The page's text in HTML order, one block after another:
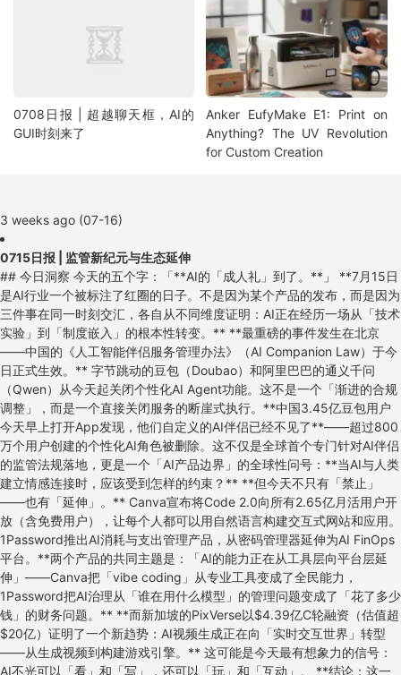
0708日报 | 超越聊天框，AI的
GUI时刻来了
Anker EufyMake E1: Print on
Anything? The UV Revolution
for Custom Creation
3 weeks ago (07-16)
0715日报 | 监管新纪元与生态延伸
## 今日洞察 今天的五个字：「**AI的「成人礼」到了。**」 **7月15日是AI行业一个被标注了红圈的日子。不是因为某个产品的发布，而是因为三件事在同一时刻交汇，各自从不同维度证明：AI正在经历一场从「技术实验」到「制度嵌入」的根本性转变。** **最重磅的事件发生在北京——中国的《人工智能伴侣服务管理办法》（AI Companion Law）于今日正式生效。** 字节跳动的豆包（Doubao）和阿里巴巴的通义千问（Qwen）从今天起关闭个性化AI Agent功能。这不是一个「渐进的合规调整」，而是一个直接关闭服务的断崖式执行。**中国3.45亿豆包用户今天早上打开App发现，他们自定义的AI伴侣已经不见了**——超过800万个用户创建的个性化AI角色被删除。这不仅是全球首个专门针对AI伴侣的监管法规落地，更是一个「AI产品边界」的全球性问号：**当AI与人类建立情感连接时，应该受到怎样的约束？** **但今天不只有「禁止」——也有「延伸」。** Canva宣布将Code 2.0向所有2.65亿月活用户开放（含免费用户），让每个人都可以用自然语言构建交互式网站和应用。1Password推出AI消耗与支出管理产品，从密码管理器延伸为AI FinOps平台。**两个产品的共同主题是：「AI的能力正在从工具层向平台层延伸」——Canva把「vibe coding」从专业工具变成了全民能力，1Password把AI治理从「谁在用什么模型」的管理问题变成了「花了多少钱」的财务问题。** **而新加坡的PixVerse以$4.39亿C轮融资（估值超$20亿）证明了一个新趋势：AI视频生成正在向「实时交互世界」转型——从生成视频到构建游戏引擎。** 这可能是今天最有想象力的信号：AI不光可以「看」和「写」，还可以「玩」和「互动」。 **结论：这一天的关键词是「结构化」。** 中国的AI伴侣法让AI行业第一次面对「产品形态被法规直接定义」的现实。Canva Code 2.0和1Password的AI支出管理则展示了一个「跨界延伸」的机会——当AI从一个单独功能变成平台能力，原来做设计工具的公司可以成为编程平台，原来做密码管理的公司可以成为AI FinOps。**对于AI创业者来说，2026年下半年最需要回答的问题是：你的产品在「禁止」和「延伸」之间，站在哪一边？——你是在监管的灰色地带找机会，还是在能力延伸的蓝海里建围墙？** --- ## 1. [中国AI伴侣法正式生效——豆包与通义千问关闭个性化AI Agent](https://www.scmp.com/tech/big-tech/article/3359482/bytedance-and-alibaba-disable-humanlike-ai-custom-agents-new-rules-loom)（行业洞察 / 全球首个AI伴侣专门法规） ![China AI Companion Law](https://raw.githubusercontent.com/Selei1983/ai-daily-news/main/daily/images/0715-china-ai-law.png) 🔗 链接：[SCMP](https://www.scmp.com/tech/big-tech/article/3359482/bytedance-and-alibaba-disable-humanlike-ai-custom-agents-new-rules-loom) | [Bloomberg](https://www.bloomberg.com/news/articles/2026-07-06/bytedance-alibaba-pull-ai-companions-as-beijing-tightens-rules) | [TechTimes](https://www.techtimes.com/articles/319703/20260704/china-ai-companion-law-arrives-july-15-doubao-qwen-agent-data-will-deleted.htm) | [The Next Web](https://thenextweb.com/news/china-humanlike-ai-agent-rules) **动态**：**今天（7月15日），中国的《人工智能伴侣服务管理办法》正式生效。** 字节跳动向其3.45亿豆包用户发送通知：个性化AI Agent功能即日起关闭，用户创建的自定义AI角色（超过800万个）将被删除。阿里巴巴的通义千问同步执行类似调整。用户需在7月15日前导出聊天记录，逾期数据将被删除。该法规由中国国家互联网信息办公室（CAC）发布，被业内称为「全球首个针对AI伴侣的专门立法」。 **做什么的**：AI伴侣服务——那些能与用户建立长期情感关系的AI聊天机器人（类似Character.ai、Replika的模式）——在中国被纳入专门监管框架。法规的核心要求：禁止为未成年人提供AI伴侣服务；禁止AI伴侣进行「诱导性情感互动」；服务提供商必须对AI对话进行内容审核；建立未成年人防沉迷机制。ByteDance和Alibaba选择了「一刀切」式的合规——直接关闭功能而非调整功能，因为「部分合规」的风险高于「完全下线」。 **为什么值得关注**： - **全球AI监管的「中国实验」今天正式开始。** 这不是一部「框架性法律」——它是针对一个具体AI产品类别的**执行性行政规章**。**这意味着：中国监管机构认为AI伴侣不是一个技术功能，而是一个应该被单独监管的「产品类别」。** 这个思路与欧盟的AI Act将AI系统按风险等级分类类似，但在执行层面更加激进——不是「设定安全标准让产品合规运行」，而是「直接关闭不符合法规的产品形态」。**对于全球AI创业者，这是一个范式级的信号：监管机构正在学习如何精准打击特定产品形态，而不仅仅是设定通用安全标准。** 如果你的AI产品涉及情感陪伴、虚拟角色、儿童互动——现在就应该开始看中国的法规文本，因为其他国家的监管机构也会参考。 - **3.45亿用户的产品功能被直接关闭——这是一个「监管价值」vs「用户价值」的终极测试。** 豆包是中国最受欢迎的AI聊天应用，3.45亿月活用户。**当监管要求关闭一个用户使用的功能时，用户怎么反应？** 这将是AI行业第一次大规模观察「用户对AI监管的态度」——如果用户反弹强烈，它会影响其他国家的监管者；如果用户平静接受（或者转移到其他合规产品），它将为其他国家提供「AI情感关系立法是可行的」的证据。**对于聚焦AI伴侣赛道的创业者来说，中国市场的这个实验是你们必须跟踪的实时案例研究。** - **法规生效时机与OpenAI的家庭化战略形成镜像。** 上周OpenAI刚刚招聘家庭产品经理（准备将ChatGPT推向家庭场景），本周中国就禁止了AI伴侣服务中的情感互动。**一个是「AI进入家庭」，一个是「AI离开家庭」——两个世界对同一问题的不同回答。** 这清晰地展示了跨文化AI监管的分歧：中国选择「限制AI的情感连接」，美国选择（至少目前）「通过公司自我监管来管理AI的情感影响」。**对于全球化的AI创业者，这意味着你的产品可能需要「监管多版本」——在中国合规版本、在美国可信任版本、在欧盟安全版本。** - **数据删除条款是所有AI SaaS产品的「合规边界」警示。** 法规要求服务提供商在新规生效后删除用户的AI伴侣数据和聊天记录——除非用户主动导出。**这意味着AI伴侣服务不是「暂停」，而是「删除」——用户与AI建立的情感连接，不仅仅是沟通中断，而是记忆被删除。** 这对所有涉及用户长期数据的AI产品都是一个警示：你的用户数据管理策略需要为「监管导致的删除」做好准备。 - 对创业者的启发： **① 如果你在做AI伴侣/情感陪伴类产品，现在是时候研究中国的法规文本了——它不仅决定了中国市场的规则，也可能被其他国家借鉴；② 「AI伴侣」这个产品品类的合规成本正在急剧上升——创业公司需要评估「做AI伴侣」在2026年下半年的合规可行性；③ 中国3.45亿豆包用户「失去」AI伴侣后去哪里？——如果有一个合规的替代产品出现，将获得巨大的用户迁移红利；④ 这个事件说明：AI监管不再是「未来的问题」，而是「今天的问题」——每个AI创业者都应该在产品规划中纳入「监管情景分析」。** **类比参考**：**「AI行业的「未成年人保护法」时刻 / 从「无监管的野生长跑」到「划好跑道的标准赛」」** --- ## 2. [Canva Code 2.0向所有用户开放——AI网站构建进入「全民时代」](https://venturebeat.com/technology/canva-launches-code-2-0-offering-ai-website-building-to-every-user-including-free-accounts)（新产品 / Canva的「vibe coding」全面进攻） ![Canva Code 2.0](https://raw.githubusercontent.com/Selei1983/ai-daily-news/main/daily/images/canva-code.png) 🔗 链接：[VentureBeat](https://venturebeat.com/technology/canva-launches-code-2-0-offering-ai-website-building-to-every-user-including-free-accounts) | [Canva官方](https://www.canva.com/newsroom/news/Canva-Code/) | [9to5Mac](https://9to5mac.com/2026/07/14/canva-code-2-0-adds-visual-editing-html-imports-and-real-time-collaboration/) **动态**：7月14日，Canva正式发布 **Code 2.0**——AI驱动的网站和应用构建工具的全面升级。**核心变化：Code 2.0向所有2.65亿月活用户开放，包括免费用户。** 新增功能包括：拖拽式可视化编辑、HTML代码导入、生成速度提升75%、超过50个全新交互模板、以及将编码项目直接嵌入到设计项目中的能力。CEO Danny Wu在VentureBeat采访中明确表示：「我们瞄准的是非技术用户——Canva Code不是给开发者用的工具。」 **做什么的**：Canva Code 2.0是一个「一句话生成交互式网站」的工具。用户用自然语言描述需求（如「创建一个活动注册页面，包含时间和地点」），AI即时生成完整的交互式网站，然后用户可以直接在Canva熟悉的拖拽界面上修改文字、替换图片、调整颜色——不需要接触任何代码。竞争对手包括Lovable（年化ARR约$4亿）、Replit（估值$90亿）和Bolt.new。 **为什么值得关注**： - **Canva的入场方式很聪明——不是「更好的代码生成器」，而是「更低的使用门槛」。** 所有竞品（Lovable、Replit、Bolt）的核心卖点是「更智能的代码生成」——更快、更准确的AI编码。但Canva的差异化策略是「生成的输出更好看、更容易编辑」。**Danny Wu在采访中说得非常直白：「大多数vibe coding工具到「功能可用」就停了——但输出看起来千篇一律。」** Canva的核心竞争力在于它的2.65亿用户已经熟悉其编辑界面、拥有1.2亿+的设计模板和素材库。**对于AI创业者，这是一个关于「存量资产的AI化再利用」的案例——你的已有用户基础、设计资产和品牌认知，是你在AI时代转型的最强护城河。** - **将「vibe coding」从$4.7亿市场扩展到全民能力的规模效应。** Canva将Code 2.0免费开放给所有用户，意味着一个2.65亿用户的「AI编程能力」瞬间被激活。**Lovable年化ARR达到$4亿用了两年，Replit达到$10亿估值用了一年半——但Canva有2.65亿「已经活跃在平台上」的用户。** 这不仅仅是「用户基数优势」——Canva拥有的是**已经在平台上创作的用户**，他们已经习惯了用Canva制作PPT、海报、社交图片，现在他们可以「自然地」开始制作网站。**对于AI创业者来说，「上下文扩展」（从你已有的使用场景扩展到AI能力的场景）可能比「从零获取用户」更高效。** - **Canva vs. Microsoft/Google的「创作平台战争」。** Canva的「设计→编码」延伸，和Microsoft的「Copilot→Agent」延伸、Google的「Workspace→Gemini」延伸是同一场竞争。**每一家都在把自己的「用户入口」变成一个「AI能力平台」**——Canva在设计入口上加编码能力，Microsoft在办公入口上加AI Agent能力，Google在搜索入口上加生成式AI能力。**对于AI创业者，这提出了一个尖锐的定位问题：你的产品是「独立能力」（可以被嵌入任何平台），还是「平台能力」（吸引用户进入特定生态）？** - **生成速度提升75%和编辑体验是可量化的产品壁垒。** 大多数vibe coding产品的问题是「第一次生成很快，但修改很慢」——用户需要重新输入prompt来微调。Canva Code 2.0的拖拽编辑模式解决了这个痛点：你可以在生成的网站上直接拖放图片、修改文字、调整颜色。**这个「生成后的编辑体验」可能是比「生成速度」更重要的壁垒——因为用户实际的工作流是「生成→微调→发布→再微调」，而不仅仅是「一次生成就发布」。** - 对创业者的启发： **① Canva Code 2.0证明了一个趋势：AI能力正在从「专业级」向「全民级」扩散——如果你的产品目前只服务技术用户，是时候考虑「非技术用户的一键版本」了；② 「编辑体验」可能比「生成能力」更重要——用户的真实工作流是迭代式的，不是一次性的；③ Canva的策略验证了一个增长飞轮：2.65亿存量用户 + 新AI能力 = 瞬间激活的规模化；④ 如果你在vibe coding赛道竞争，Canva的入场意味着市场从「蓝海」变成了「红海」——差异化必须从「更好的编码」转向「更好的完整体验」。** **类比参考**：**「编程的「Canva化」/ 从「word processor」（打字机）到「page maker」（排版大师）再到「site maker」（建站工具）的范式迁移」** --- ## 3. [1Password推出AI支出管理——从密码管理器到AI FinOps](https://venturebeat.com/security/1password-moves-into-ai-cost-management-betting-that-token-spend-is-the-next-enterprise-budget-crisis)（新产品 / AI消费治理的新品类） ![1Password AI Cost Management](https://raw.githubusercontent.com/Selei1983/ai-daily-news/main/daily/images/1password-ai-cost.png) 🔗 链接：[VentureBeat](https://venturebeat.com/security/1password-moves-into-ai-cost-management-betting-that-token-spend-is-the-next-enterprise-budget-crisis) | [1Password官方](https://1password.com/) **动态**：7月14日，1Password发布了名为 **AI Spend and Consumption Management** 的新产品——面向IT和财务团队的统一仪表盘，实时追踪企业各部门在Anthropic、Cursor、OpenAI等AI服务商的token级消耗和支出。现为公开预览版，秋季正式上量。**现有1Password SaaS Manager客户可直接激活使用，无需额外付费。** 1Password CFO Greg Henry在接受VentureBeat专访时说：「AI的消耗式定价与传统的按座位年度定价完全不同——开发者消耗token的速度，传统的预算管理流程根本跟不上。」 **做什么的**：1Password AI支出管理连接AI供应商API，自动拉取每日token消耗数据，将其标准化到统一仪表盘中，并允许组织按供应商设定消费上限、通过Slack/邮件设置阈值告警、按团队/用户/供应商/模型维度分析支出。核心洞察：AI token消耗的增长速度与2010年代云计算消耗式定价的爆发如出一辙——当时催生了CloudHealth、Spot.io、Apptio等数十亿美元的FinOps公司，现在AI FinOps正在经历同样的爆发前夜。 **为什么值得关注**： - **1Password的「跨界延伸」是一个教科书级别的「存量客户×新需求」策略。** 1Password起家于密码管理器，三年前开始向身份安全和SaaS治理平台转型。**现在它进入AI支出管理——这不是一次「从零开始的创业」，而是「向现有企业客户（已信赖1Password的安全管理）销售AI管理工具」。** 对于AI创业者来说，1Password的策略有三个值得学习的点：① 利用已有客户信任（安全→财务的信任延伸）；② 利用已有平台集成（SaaS Manager客户的零摩擦激活）；③ 切入一个「没有领导者」的新品类（AI FinOps尚无明确的品类巨头）。 **「跨界延伸」不是「多元化」——它必须建立在已有核心能力（SaaS治理、API集成、企业级安全）之上。** - **AI FinOps正在成为一个确定性的SaaS品类。** 高盛预测AI Agent的token消耗将在2030年前增长24倍。**当一家$65亿估值的公司（1Password在2022年融资$1亿时估值约$65亿）决定将AI支出管理作为核心产品线时，这不再是一个实验——它是一个被验证的商业逻辑。** AI FinOps的参照系是云计算FinOps（2010年代）：CloudHealth被VMware以$5亿收购、Apptio以$39亿被收购、Spot.io被NetApp以$4.5亿收购。**AI FinOps市场的规模可能比云FinOps更大——因为AI token的消耗模式比云资源更复杂、更细粒度、更难预测。** - **「供应商限定额度」是这个产品最有趣的功能。** 大多数AI支出管理工具只提供「可视化」——告诉你花了多少钱。1Password的AI支出管理则允许设置「按供应商的消费上限」——超过上限的系统行为是什么？（告警、自动降级模型、还是直接切断API？）**这个「执行层」的功能是1Password相对于纯数据可视化工具的核心差异化——它不是只做「看板」，而是做「管理面板」。** 对于做企业AI治理产品的创业者来说，「从看到管」是产品从「好用的工具」到「必须的工具」的关键一步。 - **CFO的发言揭示了企业AI采购的结构性盲区。** Henry指出：「开发者正在以传统预算无法规划的方式消耗token——IT和财务团队被要求预测和证明AI投资的合理性，但没有清晰的数据支撑。」**这指向了一个更根本的问题：AI的采购模式仍然是「开发者自助式」的，而非「企业治理式」的。** 开发者用公司信用卡注册OpenAI/Cursor账号，月底财务看到一张大额账单才意识到发生了什么。**这个「影子AI」（Shadow AI）问题正在取代2010年代的「影子IT」成为企业IT治理的新挑战。** - 对创业者的启发： **① AI FinOps（AI财务运营）是2026年下半年最确定的SaaS创业方向之一——如果你在考虑B2B AI的切入点，监控、管理、优化AI支出是一个比构建AI Agent本身更不拥挤的赛道（参照云FinOps的历史）；② 「从看到管」的产品演进路径值得学习——先帮客户「知道花了多少钱」，再帮他们「控制花多少钱」；③ 1Password的「供应商连接」模式是AI FinOps的标准架构——每个供应商提供API，通过标准化层统一展示；④ 影子AI（Shadow AI）问题可能催生另一个产品品类：AI支出合规——不仅仅是花了多少钱，而是「谁在什么时候授权了什么AI支出」。** **类比参考**：**「AI的「云计算FinOps」时刻 / 从密码管家到AI账房先生的自然进化」** --- ## 4. [PixVerse $4.39亿C轮融资——AI视频生成向「实时交互世界」转型](https://techcrunch.com/2026/07/13/video-generation-startup-pixverse-raises-439m-valuation-soars-past-2b/)（融资 / AI视频生成到游戏引擎的跃迁） ![PixVerse](https://raw.githubusercontent.com/Selei1983/ai-daily-news/main/daily/images/0715-pixverse.png) 🔗 链接：[TechCrunch](https://techcrunch.com/2026/07/13/video-generation-startup-pixverse-raises-439m-valuation-soars-past-2b/) | [TechNode](https://technode.global/2026/07/14/ai-video-generation-platform-pixverse-raises-439m-series-c-to-build-real-time-interactive-worlds-game-engine/) | [AI Weekly](https://aiweekly.co/alerts/pixverse-closes-439m-series-c-extension-at-2b-valuation) **融资信息**：**$4.39亿 Series C扩展轮**，估值超过 **$20亿**。新增投资者包括阿里巴巴、Lollapalooza Capital、Ivy Capital、Grand Mount Capital、Eastern Bell Capital、Mirae Asset、BlueFocus、CloudAlpha。融资用途：从AI视频生成扩展到**实时交互世界构建和游戏引擎**。公司披露已有1.5亿注册用户、1500万月活用户。 **做什么的**：PixVerse是一家总部位于新加坡的AI视频生成平台，2023年成立。核心产品可将文字和图片转换为视频。**但本轮融资的关键信息是：PixVerse正在从「AI视频生成」向「实时交互世界引擎」转型——用户可以用自然语言创建可以实时交互的3D世界，而不仅仅是生成预渲染的视频片段。** 这实质上是一个「AI原生游戏引擎」的野心——用AI取代Unity/Unreal的手工资产创建和场景构建流程。 **为什么值得关注**： - **「从视频到世界」的跃迁是一个AI产品演化的重要观察案例。** 过去两年，AI视频生成赛道（Sora、Runway、Pika、Kling、PixVer